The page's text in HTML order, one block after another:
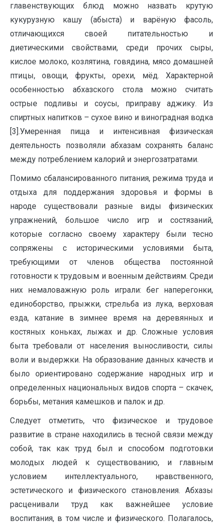
главенствующих блюд можно назвать крутую
кукурузную кашу (абыста) и варёную фасоль,
отличающихся своей питательностью и
диетическими свойствами, среди прочих сыры,
кислое молоко, козлятина, говядина, мясо домашней
птицы, овощи, фрукты, орехи, мёд. Характерной
особенностью абхазского стола можно считать
острые подливы и соусы, приправу аджику. Из
спиртных напитков – сухое вино и виноградная водка
[3].Умеренная пища и интенсивная физическая
деятельность позволяли абхазам сохранять баланс
между потреблением калорий и энергозатратами.
Помимо сбалансированного питания, режима труда и
отдыха для поддержания здоровья и формы в
народе существовали разные виды физических
упражнений, большое число игр и состязаний,
которые согласно своему характеру были тесно
сопряжены с историческими условиями быта,
требующими от членов общества постоянной
готовности к трудовым и военным действиям. Среди
них немаловажную роль играли: бег наперегонки,
единоборство, прыжки, стрельба из лука, верховая
езда, катание в зимнее время на деревянных и
костяных коньках, лыжах и др. Сложные условия
быта требовали от населения выносливости, силы
воли и выдержки. На образование данных качеств и
было ориентировано содержание народных игр и
определенных национальных видов спорта – скачек,
борьбы, метания камешков и палок и др.
Следует отметить, что физическое и трудовое
развитие в стране находились в тесной связи между
собой, так как труд был и способом подготовки
молодых людей к существованию, и главным
условием интеллектуального, нравственного,
эстетического и физического становления. Абхазы
расценивали труд как важнейшее условие
воспитания, в том числе и физического. Полагалось,